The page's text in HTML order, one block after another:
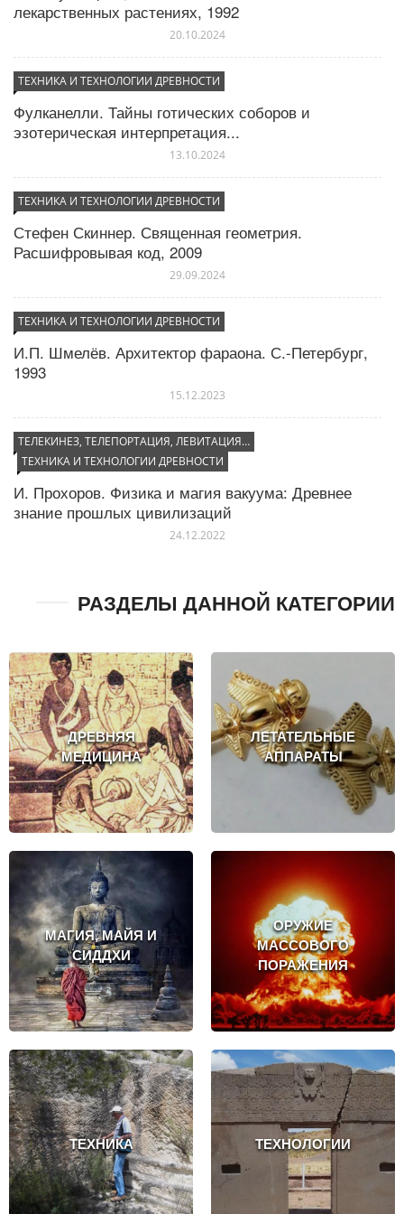
Философские школы и религиозные течения
лекарственных растениях, 1992
20.10.2024
ТЕХНИКА И ТЕХНОЛОГИИ ДРЕВНОСТИ
Фулканелли. Тайны готических соборов и
эзотерическая интерпретация...
13.10.2024
ТЕХНИКА И ТЕХНОЛОГИИ ДРЕВНОСТИ
Стефен Скиннер. Священная геометрия.
Расшифровывая код, 2009
29.09.2024
ТЕХНИКА И ТЕХНОЛОГИИ ДРЕВНОСТИ
И.П. Шмелёв. Архитектор фараона. С.-Петербург,
1993
15.12.2023
ТЕЛЕКИНЕЗ, ТЕЛЕПОРТАЦИЯ, ЛЕВИТАЦИЯ…
ТЕХНИКА И ТЕХНОЛОГИИ ДРЕВНОСТИ
И. Прохоров. Физика и магия вакуума: Древнее
знание прошлых цивилизаций
24.12.2022
РАЗДЕЛЫ ДАННОЙ КАТЕГОРИИ
ДРЕВНЯЯ
МЕДИЦИНА
ЛЕТАТЕЛЬНЫЕ
АППАРАТЫ
МАГИЯ, МАЙЯ И
СИДДХИ
ОРУЖИЕ
МАССОВОГО
ПОРАЖЕНИЯ
ТЕХНИКА ТЕХНОЛОГИИ